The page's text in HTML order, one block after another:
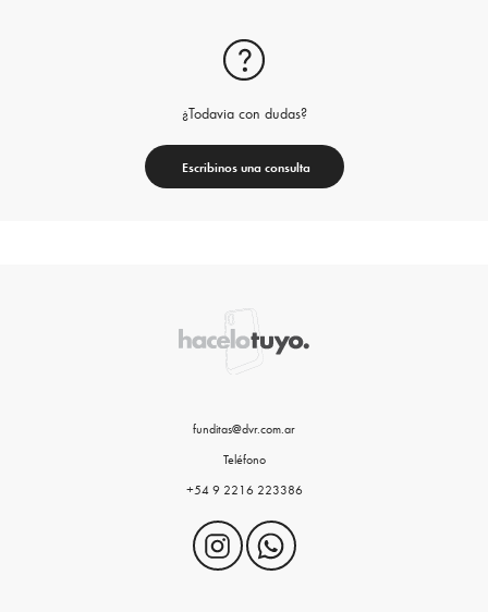
¿Todavia con dudas?
Escribinos una consulta
funditas@dvr.com.ar
Teléfono
+54 9 2216 223386